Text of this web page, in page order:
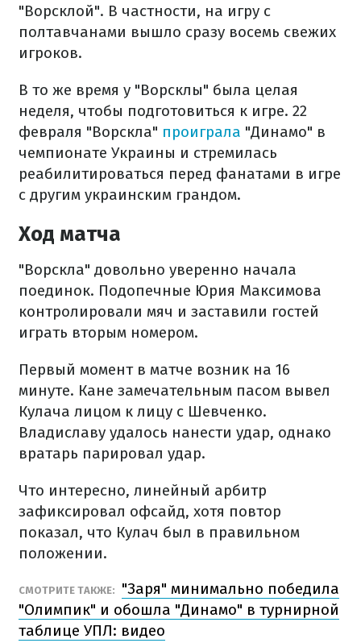
"Ворсклой". В частности, на игру с
полтавчанами вышло сразу восемь свежих
игроков.
В то же время у "Ворсклы" была целая
неделя, чтобы подготовиться к игре. 22
февраля "Ворскла" проиграла "Динамо" в
чемпионате Украины и стремилась
реабилитироваться перед фанатами в игре
с другим украинским грандом.
Ход матча
"Ворскла" довольно уверенно начала
поединок. Подопечные Юрия Максимова
контролировали мяч и заставили гостей
играть вторым номером.
Первый момент в матче возник на 16
минуте. Кане замечательным пасом вывел
Кулача лицом к лицу с Шевченко.
Владиславу удалось нанести удар, однако
вратарь парировал удар.
Что интересно, линейный арбитр
зафиксировал офсайд, хотя повтор
показал, что Кулач был в правильном
положении.
СМОТРИТЕ ТАКЖЕ:
"Заря" минимально победила
"Олимпик" и обошла "Динамо" в турнирной
таблице УПЛ: видео